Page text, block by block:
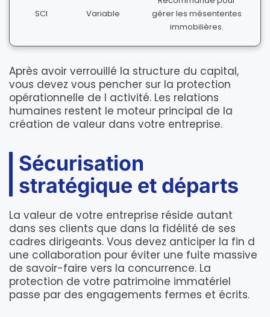
SCI Variable
gérer les mésententes
immobilières.
Après avoir verrouillé la structure du capital,
vous devez vous pencher sur la protection
opérationnelle de l activité. Les relations
humaines restent le moteur principal de la
création de valeur dans votre entreprise.
Sécurisation
stratégique et départs
La valeur de votre entreprise réside autant
dans ses clients que dans la fidélité de ses
cadres dirigeants. Vous devez anticiper la fin d
une collaboration pour éviter une fuite massive
de savoir-faire vers la concurrence. La
protection de votre patrimoine immatériel
passe par des engagements fermes et écrits.